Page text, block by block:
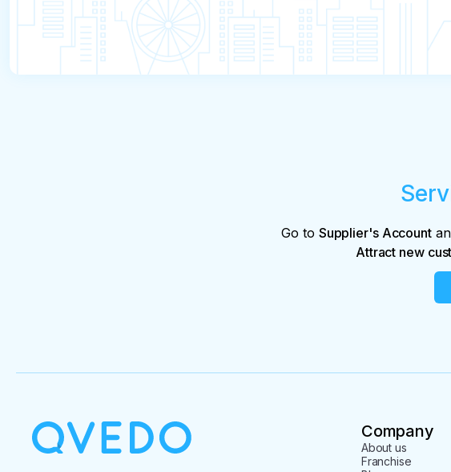
Go to Supplier's Account
Attract new
Company
About us
Franchise